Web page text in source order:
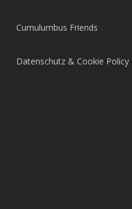
Cumulumbus Friends
Datenschutz & Cookie Policy